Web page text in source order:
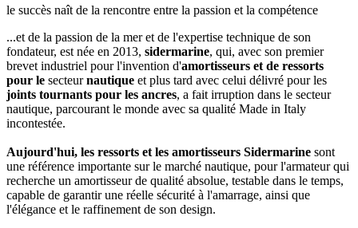
le succès naît de la rencontre entre la passion et la compétence
...et de la passion de la mer et de l'expertise technique de son
fondateur, est née en 2013, sidermarine, qui, avec son premier
brevet industriel pour l'invention d'amortisseurs et de ressorts
pour le secteurnautique et plus tard avec celui délivré pour les
joints tournants pour les ancres, a fait irruption dans le secteur
nautique, parcourant le monde avec sa qualité Made in Italy
incontestée.
Aujourd'hui, les ressorts et les amortisseurs Sidermarine sont
une référence importante sur le marché nautique, pour l'armateur qui
recherche un amortisseur de qualité absolue, testable dans le temps,
capable de garantir une réelle sécurité à l'amarrage, ainsi que
l'élégance et le raffinement de son design.